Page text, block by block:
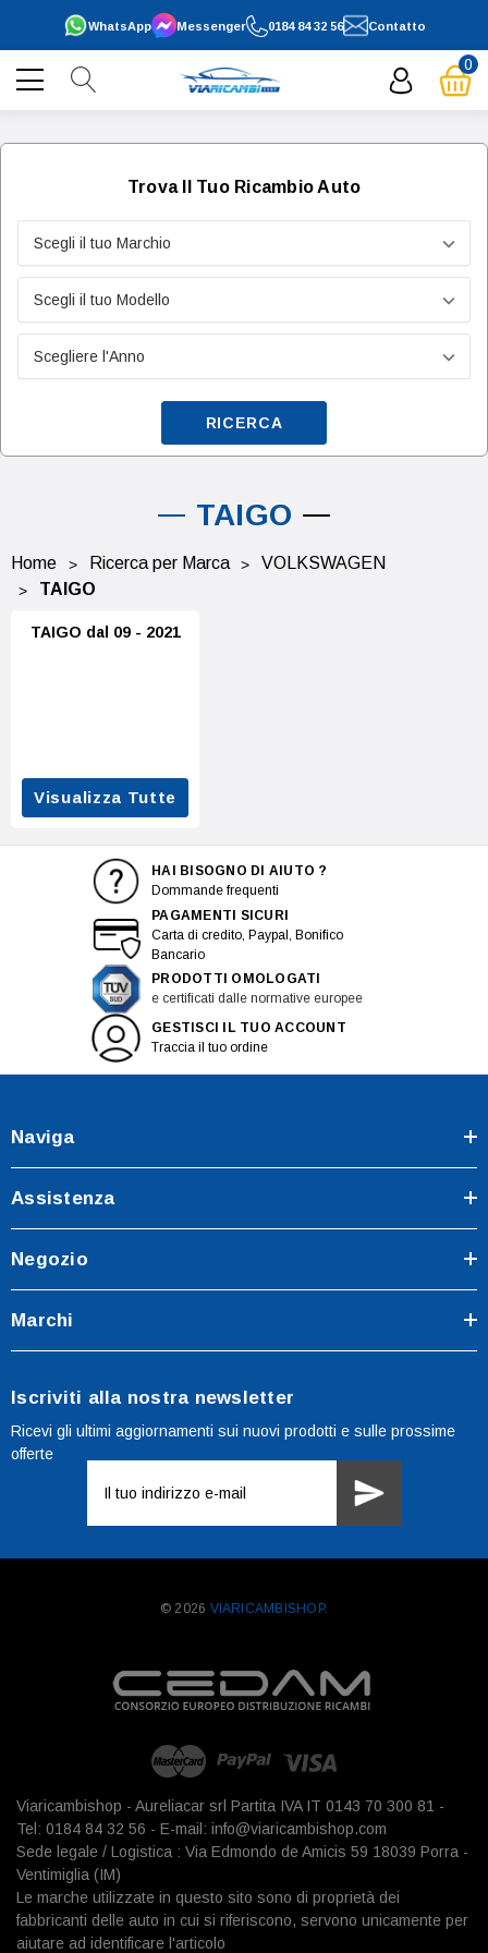
0184 84 32 56
WhatsApp Contatto
Messenger
0
Trova Il Tuo Ricambio Auto
RICERCA
TAIGO
Home Ricerca per Marca
VOLKSWAGEN
TAIGO
TAIGO dal 09 - 2021
Visualizza Tutte
HAI BISOGNO DI AIUTO ?
Dommande frequenti
PAGAMENTI SICURI
Carta di credito, Paypal, Bonifico
Bancario
PRODOTTI OMOLOGATI
e certificati dalle normative europee
GESTISCI IL TUO ACCOUNT
Traccia il tuo ordine
Naviga
Assistenza
Negozio
Marchi
Iscriviti alla nostra newsletter
Ricevi gli ultimi aggiornamenti sui nuovi prodotti e sulle prossime
offerte
mail
© 2026 VIARICAMBISHOP.
Viaricambishop - Aureliacar srl Partita IVA IT 0143 70 300 81 -
Tel: 0184 84 32 56 - E-mail: info@viaricambishop.com
Sede legale / Logistica : Via Edmondo de Amicis 59 18039 Porra -
Ventimiglia (IM)
Le marche utilizzate in questo sito sono di proprietà dei
fabbricanti delle auto in cui si riferiscono, servono unicamente per
aiutare ad identificare l'articolo